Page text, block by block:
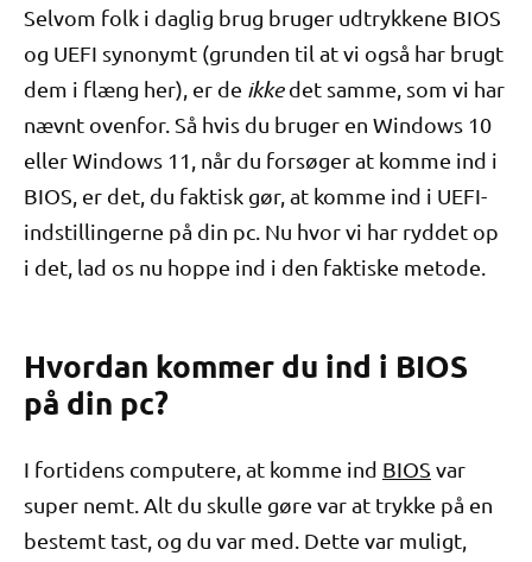
Selvom folk i daglig brug bruger udtrykkene BIOS
og UEFI synonymt (grunden til at vi også har brugt
dem i flæng her), er de ikkedet samme, som vi har
nævnt ovenfor. Så hvis du bruger en Windows 10
eller Windows 11, når du forsøger at komme ind i
BIOS, er det, du faktisk gør, at komme ind i UEFI-
indstillingerne på din pc. Nu hvor vi har ryddet op
i det, lad os nu hoppe ind i den faktiske metode.
Hvordan kommer du ind i BIOS
på din pc?
I fortidens computere, at komme ind BIOS var
super nemt. Alt du skulle gøre var at trykke på en
bestemt tast, og du var med. Dette var muligt,